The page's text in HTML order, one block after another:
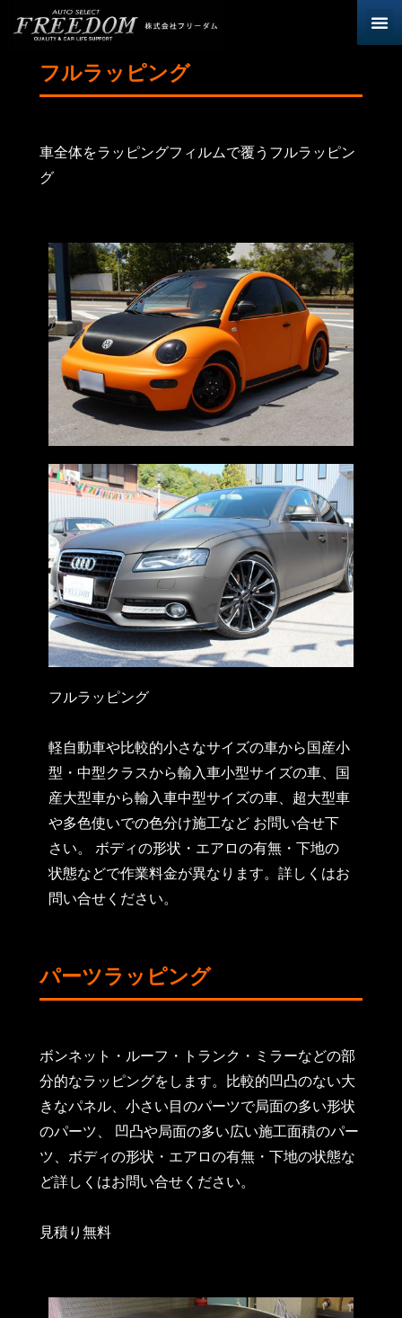
フルラッピング
車全体をラッピングフィルムで覆うフルラッピン
グ
フルラッピング
軽自動車や比較的小さなサイズの車から国産小
型・中型クラスから輸入車小型サイズの車、国
産大型車から輸入車中型サイズの車、超大型車
や多色使いでの色分け施工など お問い合せ下
さい。 ボディの形状・エアロの有無・下地の
状態などで作業料金が異なります。詳しくはお
問い合せください。
パーツラッピング
ボンネット・ルーフ・トランク・ミラーなどの部
分的なラッピングをします。比較的凹凸のない大
きなパネル、小さい目のパーツで局面の多い形状
のパーツ、 凹凸や局面の多い広い施工面積のパー
ツ、ボディの形状・エアロの有無・下地の状態な
ど詳しくはお問い合せください。
見積り無料